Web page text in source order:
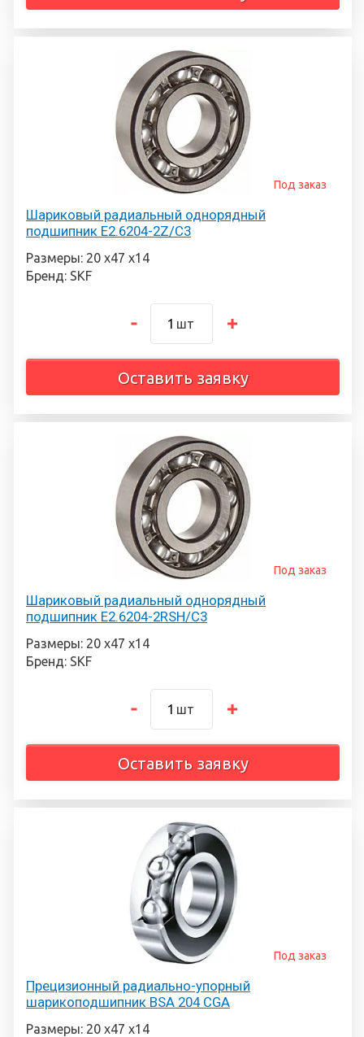
Шариковый радиальный однорядный
подшипник E2.6204-2Z/C3
Под заказ
Размеры: 20 х47 х14
Бренд: SKF
шт
Оставить заявку
Шариковый радиальный однорядный
подшипник E2.6204-2RSH/C3
Под заказ
Размеры: 20 х47 х14
Бренд: SKF
шт
Оставить заявку
Прецизионный радиально-упорный
шарикоподшипник BSA 204 CGA
Под заказ
Размеры: 20 х47 х14